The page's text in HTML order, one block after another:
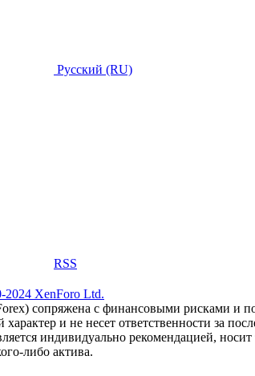
Русский (RU)
RSS
2024 XenForo Ltd.
сопряжена с финансовыми рисками и
и не несет ответственности за
индивидуально рекомендацией,
либо актива.